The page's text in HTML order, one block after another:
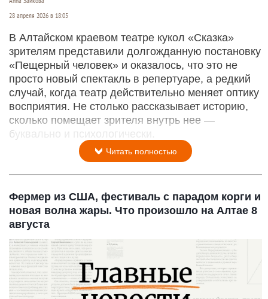
28 апреля 2026 в 18:05
В Алтайском краевом театре кукол «Сказка»
зрителям представили долгожданную постановку
«Пещерный человек» и оказалось, что это не
просто новый спектакль в репертуаре, а редкий
случай, когда театр действительно меняет оптику
восприятия. Не столько рассказывает историю,
сколько помещает зрителя внутрь нее —
буквально и психологически.
Читать полностью
Фермер из США, фестиваль с парадом корги и
новая волна жары. Что произошло на Алтае 8
августа